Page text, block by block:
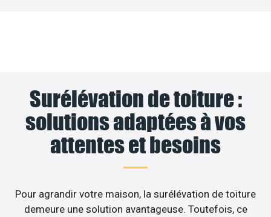
Surélévation de toiture :
solutions adaptées à vos
attentes et besoins
Pour agrandir votre maison, la surélévation de toiture
demeure une solution avantageuse. Toutefois, ce